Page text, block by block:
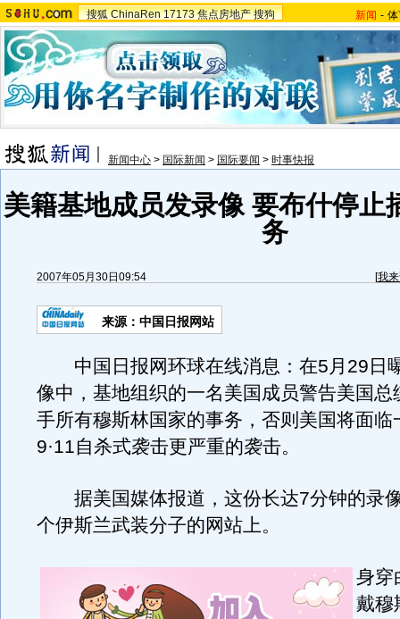
搜狐 ChinaRen 17173 焦点房地产 搜狗 新闻 -
新闻中心 > 国际新闻 > 国际要闻 > 时事快报
美籍基地成员发录像 要布什停止
务
2007年05月30日09:54 [我
来源：中国日报网站
中国日报网环球在线消息：在5月29日
像中，基地组织的一名美国成员警告美国总
手所有穆斯林国家的事务，否则美国将面临
9·11自杀式袭击更严重的袭击。
据美国媒体报道，这份长达7分钟的录
个伊斯兰武装分子的网站上。
身穿
戴穆